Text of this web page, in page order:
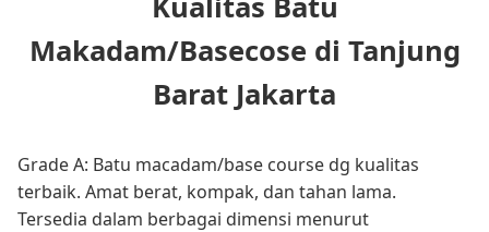
Makadam/Basecose di Tanjung
Barat Jakarta
Grade A: Batu macadam/base course dg kualitas
terbaik. Amat berat, kompak, dan tahan lama.
Tersedia dalam berbagai dimensi menurut